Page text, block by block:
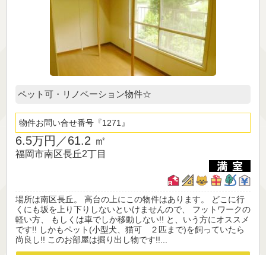
ペット可・リノベーション物件☆
物件お問い合せ番号 1271
6.5万円／61.2 ㎡
福岡市南区長丘2丁目
場所は南区長丘。 高台の上にこの物件はあります。 どこに行
くにも坂を上り下りしないといけませんので、 フットワークの
軽い方、 もしくは車でしか移動しない!! と、いう方にオススメ
です!! しかもペット(小型犬、猫可 ２匹まで)を飼っていたら
尚良し!! このお部屋は掘り出し物です!!...